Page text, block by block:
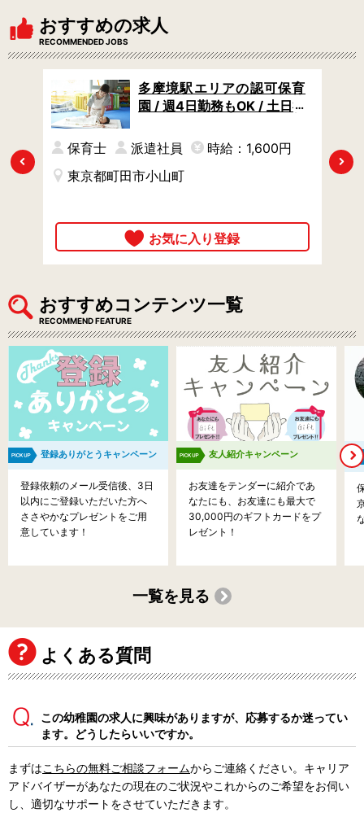
おすすめの求人
RECOMMENDED JOBS
Previous
多摩境駅エリアの認可保育
園 / 週4日勤務もOK / 土日祝
保育士 派遣社員
時給：1,600円
東京都町田市小山町
Next
おすすめコンテンツ一覧
RECOMMEND FEATURE
登録ありがとうキャンペーン
登録依頼のメール受信後、3日
以内にご登録いただいた方へ
ささやかなプレゼントをご用
意しています！
友人紹介キャンペーン
お友達をテンダーに紹介であ
なたにも、お友達にも最大で
30,000円のギフトカードをプ
レゼント！
一覧を見る
よくある質問
この幼稚園の求人に興味がありますが、応募するか迷ってい
ます。どうしたらいいですか。
まずはこちらの無料ご相談フォームからご連絡ください。キャリア
アドバイザーがあなたの現在のご状況やこれからのご希望をお伺い
し、適切なサポートをさせていただきます。